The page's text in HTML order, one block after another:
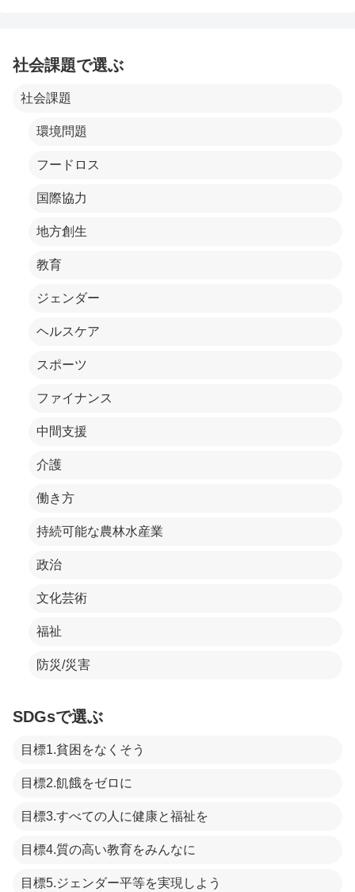
社会課題で選ぶ
社会課題
環境問題
フードロス
国際協力
地方創生
教育
ジェンダー
ヘルスケア
スポーツ
ファイナンス
中間支援
介護
働き方
持続可能な農林水産業
政治
文化芸術
福祉
防災/災害
SDGsで選ぶ
目標1.貧困をなくそう
目標2.飢餓をゼロに
目標3.すべての人に健康と福祉を
目標4.質の高い教育をみんなに
目標5.ジェンダー平等を実現しよう